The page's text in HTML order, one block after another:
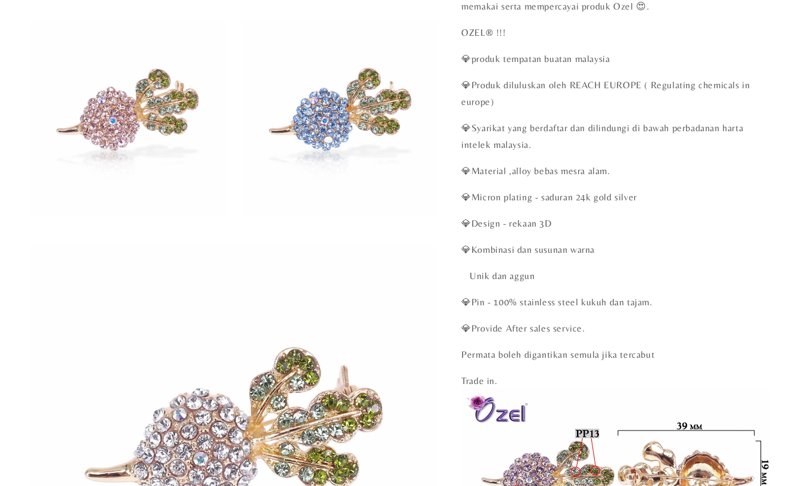
memakai serta mempercayai produk Ozel 😍.
OZEL®️ !!!
💎produk tempatan buatan malaysia
💎Produk diluluskan oleh REACH EUROPE ( Regulating chemicals in
europe)
💎Syarikat yang berdaftar dan dilindungi di bawah perbadanan harta
intelek malaysia.
💎Material ,alloy bebas mesra alam.
💎Micron plating - saduran 24k gold silver
💎Design - rekaan 3D
💎Kombinasi dan susunan warna
Unik dan aggun
💎Pin - 100% stainless steel kukuh dan tajam.
💎Provide After sales service.
Permata boleh digantikan semula jika tercabut
Trade in.